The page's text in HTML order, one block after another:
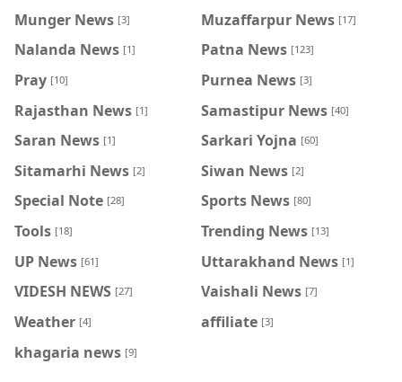
Munger News [3] Muzaffarpur News [17]
Nalanda News [1] Patna News [123]
Pray [10] Purnea News [3]
Rajasthan News [1] Samastipur News [40]
Saran News [1] Sarkari Yojna [60]
Sitamarhi News [2] Siwan News [2]
Special Note [28] Sports News [80]
Tools [18] Trending News [13]
UP News [61] Uttarakhand News [1]
VIDESH NEWS [27] Vaishali News [7]
Weather [4] affiliate [3]
khagaria news [9]